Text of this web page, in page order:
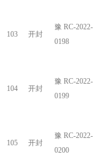
103 开封
豫 RC-2022-
0198
104 开封
豫 RC-2022-
0199
105 开封
豫 RC-2022-
0200